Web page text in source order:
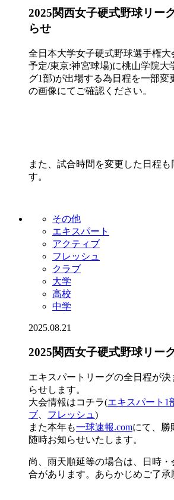
2025関西女子硬式野球リー
らせ
全日本大学女子硬式野球選手権大
予定/東京:神宮球場)に桃山学院大
グ1部)が出場する為日程を一部変
の画像にてご確認ください。
また、試合時間を変更した日程も
す。
その他
エキスパート
アクティブ
フレッシュ
クラブ
大学
高校
中学
2025.08.21
2025関西女子硬式野球リー
エキスパートリーグの全日程が
らせします。
大会情報はコチラ(エキスパート1
ブ
フレッシュ )
また本年も一球速報.comにて、勝
随時お知らせいたします。
尚、雨天順延等の場合は、日時
合があります。あらかじめご了承